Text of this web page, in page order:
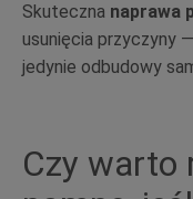
Skuteczna naprawa
usunięcia przyczyny
jedynie odbudowy
Czy warto